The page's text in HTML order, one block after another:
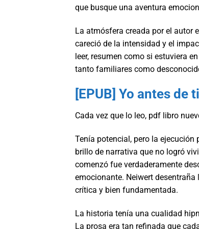
que busque una aventura
La atmósfera creada por el autor
careció de la intensidad y el
leer, resumen como si estuviera
tanto familiares como
[EPUB] Yo antes de ti
Cada vez que lo leo, pdf libro
Tenía potencial, pero la
brillo de narrativa que no logró
comenzó fue verdaderamente
emocionante. Neiwert
crítica y bien fundamentada.
La historia tenía una cualidad
La prosa era tan refinada que